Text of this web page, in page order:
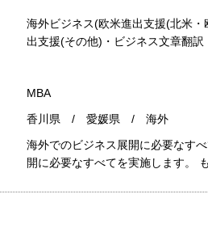
海外ビジネス(欧米進出支援(北米
出支援(その他)・ビジネス文章翻
MBA
香川県 / 愛媛県 / 海外
海外でのビジネス展開に必要なす
開に必要なすべてを実施します。